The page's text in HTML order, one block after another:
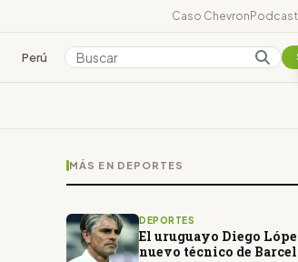
Caso Chevron
Perú Colombia
MÁS EN DEPORTES
DEPORTES
El uruguayo Diego
nuevo técnico de